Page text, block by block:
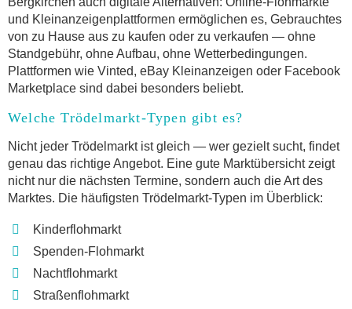
und Kleinanzeigenplattformen ermöglichen es, Gebrauchtes
von zu Hause aus zu kaufen oder zu verkaufen — ohne
Standgebühr, ohne Aufbau, ohne Wetterbedingungen.
Plattformen wie Vinted, eBay Kleinanzeigen oder Facebook
Marketplace sind dabei besonders beliebt.
Welche Trödelmarkt-Typen gibt es?
Nicht jeder Trödelmarkt ist gleich — wer gezielt sucht, findet
genau das richtige Angebot. Eine gute Marktübersicht zeigt
nicht nur die nächsten Termine, sondern auch die Art des
Marktes. Die häufigsten Trödelmarkt-Typen im Überblick:
Kinderflohmarkt
Spenden-Flohmarkt
Nachtflohmarkt
Straßenflohmarkt